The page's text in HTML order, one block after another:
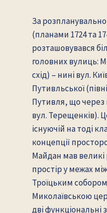
За
(планами 1724 та
розташовувався
головних вулиць:
схід) – нині вул.
Путивльської
Путивля, що через
вул. Терещенків).
існуючій на тоді
концепції
Майдан мав великі
простір у межах
Троїцьким
Миколаївською
дві функціональні